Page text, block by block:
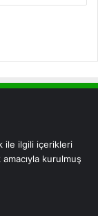
ile ilgili içerikleri
kurulmuş